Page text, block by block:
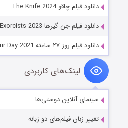
دانلود فیلم چاقو The Knife 2024
دانلود فیلم جن گیرها The Exorcists 2023
دانلود فیلم روز ۲۷ ساعته The 27-Hour Day 2021
لینک‌های کاربردی
سینمای آنلاین دوستی‌ها
تغییر زبان فیلم‌های دو زبانه